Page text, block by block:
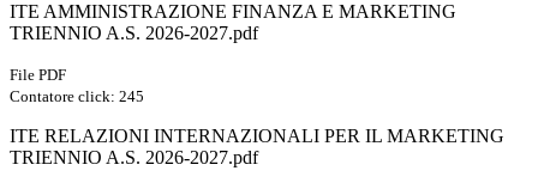
ITE AMMINISTRAZIONE FINANZA E MARKETING
TRIENNIO A.S. 2026-2027.pdf
File PDF
Contatore click: 245
ITE RELAZIONI INTERNAZIONALI PER IL MARKETING
TRIENNIO A.S. 2026-2027.pdf